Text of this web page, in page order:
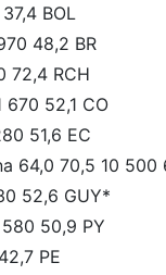
BOL
48,2 BR
72,4 RCH
670 52,1 CO
51,6 EC
64,0 70,5 10 500
52,6 GUY*
580 50,9 PY
PE